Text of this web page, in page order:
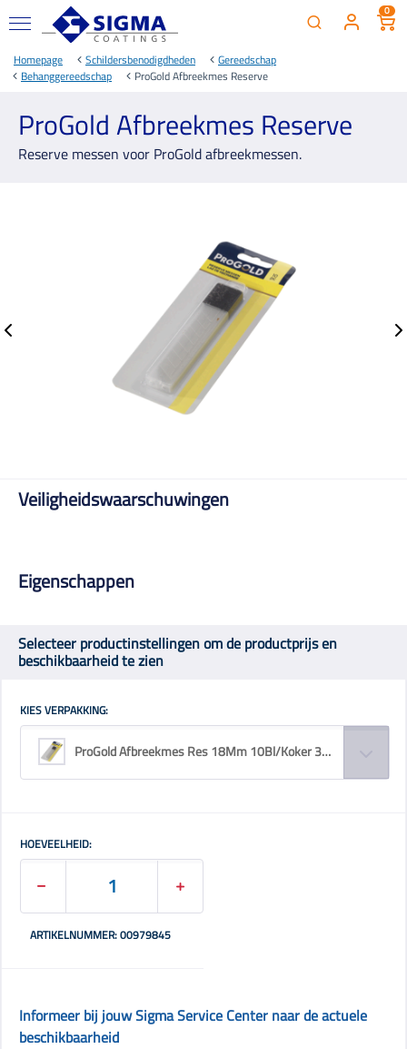
0
Homepage Schildersbenodigdheden
Gereedschap
Behanggereedschap
ProGold Afbreekmes Reserve
ProGold Afbreekmes Reserve
Reserve messen voor ProGold afbreekmessen.
Veiligheidswaarschuwingen
Eigenschappen
Selecteer productinstellingen om de productprijs en
beschikbaarheid te zien
KIES VERPAKKING:
ProGold Afbreekmes Res 18Mm 10Bl/Koker 303500
HOEVEELHEID:
ARTIKELNUMMER: 00979845
Informeer bij jouw Sigma Service Center naar de actuele
beschikbaarheid